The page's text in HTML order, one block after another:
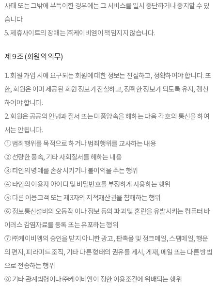
사태 또는 그밖에 부득이한 경우에는 그 서비스를 일시 중단하거나 중지할 수 있
습니다.
5. 제휴사이트의 장애는 ㈜케이비엠이 책임지지 않습니다.
제 9 조 (회원의 의무)
1. 회원 가입 시에 요구되는 회원에 대한 정보는 진실하고, 정확하여야 합니다. 또
한, 회원은 이미 제공된 회원 정보가 진실하고, 정확한 정보가 되도록 유지, 갱신
하여야 합니다.
2. 회원은 공공의 안녕과 질서 또는 미풍양속을 해하는 다음 각 호의 통신을 하여
서는 안됩니다.
① 범죄행위를 목적으로 하거나 범죄행위를 교사하는 내용
② 선량한 풍속, 기타 사회질서를 해하는 내용
③ 타인의 명예를 손상시키거나 불이익을 주는 행위
④ 타인의 이용자 아이디 및 비밀번호를 부정하게 사용하는 행위
⑤ 다른 이용고객 또는 제3자의 지적재산권을 침해하는 행위
⑥ 정보통신설비의 오동작 이나 정보 등의 파괴 및 혼란을 유발시키는 컴퓨터 바
이러스 감염자료를 등록 또는 유포하는 행위
⑦ ㈜케이비엠의 승인을 받지 아니한 광고, 판촉물 및 정크메일, 스팸메일, 행운
의 편지, 피라미드 조직, 기타 다른 형태의 권유를 게시, 게재, 메일 또는 다른 방법
으로 전송하는 행위
⑧ 기타 관계법령이나 ㈜케이비엠이 정한 이용조건에 위배되는 행위